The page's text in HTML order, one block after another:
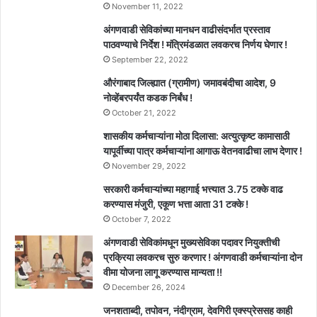
November 11, 2022
अंगणवाडी सेविकांच्या मानधन वाढीसंदर्भात प्रस्ताव
पाठवण्याचे निर्देश ! मंत्रिमंडळात लवकरच निर्णय घेणार !
September 22, 2022
औरंगाबाद जिल्ह्यात (ग्रामीण) जमावबंदीचा आदेश, 9
नोव्हेंबरपर्यंत कडक निर्बंध !
October 21, 2022
शासकीय कर्मचाऱ्यांना मोठा दिलासा: अत्युत्कृष्ट कामासाठी
यापूर्वीच्या पात्र कर्मचाऱ्यांना आगाऊ वेतनवाढीचा लाभ देणार !
November 29, 2022
सरकारी कर्मचाऱ्यांच्या महागाई भत्त्यात 3.75 टक्के वाढ
करण्यास मंजुरी, एकूण भत्ता आता 31 टक्के !
October 7, 2022
अंगणवाडी सेविकांमधून मुख्यसेविका पदावर नियुक्तीची
प्रक्रिया लवकरच सुरु करणार ! अंगणवाडी कर्मचाऱ्यांना दोन
वीमा योजना लागू करण्यास मान्यता !!
December 26, 2024
जनशताब्दी, तपोवन, नंदीग्राम, देवगिरी एक्स्प्रेससह काही